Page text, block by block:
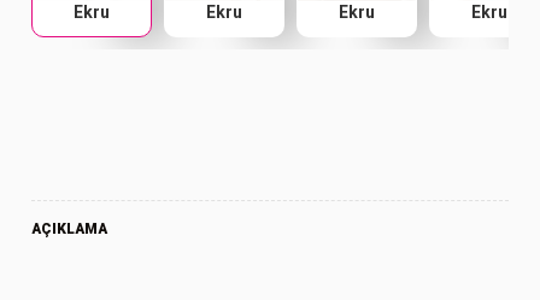
Ekru Ekru Ekru Ekru
AÇIKLAMA